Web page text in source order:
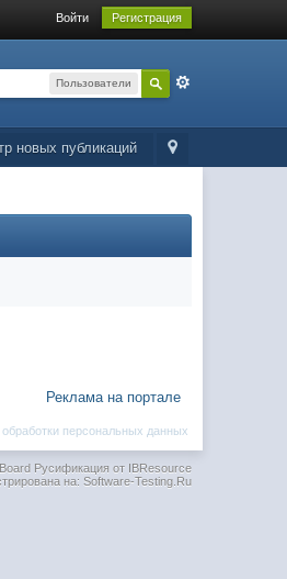
Войти Регистрация
Пользователи
новых публикаций
Реклама на портале
обработки персональных данных
Русификация от IBResource
на: Software-Testing.Ru